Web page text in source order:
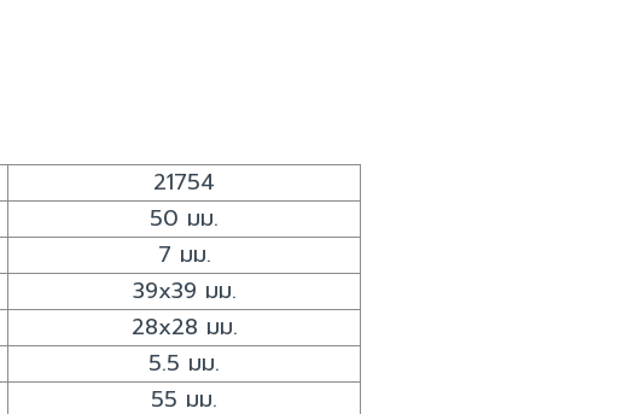
21754
50 มม.
7 มม.
39x39 มม.
28x28 มม.
5.5 มม.
55 มม.